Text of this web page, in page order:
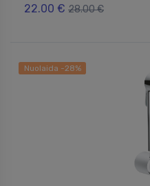
22.00 € 28.00 €
Nuolaida -28%